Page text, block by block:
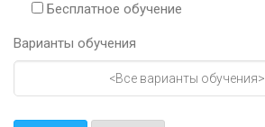
Бесплатное обучение
Варианты обучения
<Все варианты обучения>